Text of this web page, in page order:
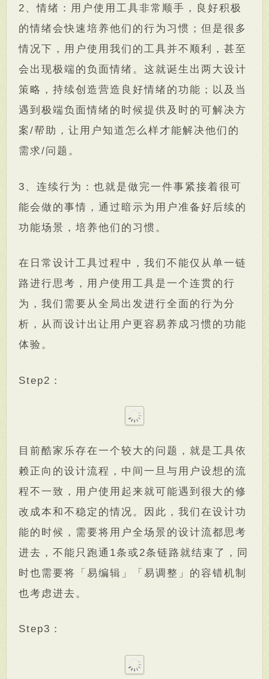
2、情绪：用户使用工具非常顺手，良好积极
的情绪会快速培养他们的行为习惯；但是很多
情况下，用户使用我们的工具并不顺利，甚至
会出现极端的负面情绪。这就诞生出两大设计
策略，持续创造营造良好情绪的功能；以及当
遇到极端负面情绪的时候提供及时的可解决方
案/帮助，让用户知道怎么样才能解决他们的
需求/问题。
3、连续行为：也就是做完一件事紧接着很可
能会做的事情，通过暗示为用户准备好后续的
功能场景，培养他们的习惯。
在日常设计工具过程中，我们不能仅从单一链
路进行思考，用户使用工具是一个连贯的行
为，我们需要从全局出发进行全面的行为分
析，从而设计出让用户更容易养成习惯的功能
体验。
Step2：
目前酷家乐存在一个较大的问题，就是工具依
赖正向的设计流程，中间一旦与用户设想的流
程不一致，用户使用起来就可能遇到很大的修
改成本和不稳定的情况。因此，我们在设计功
能的时候，需要将用户全场景的设计流都思考
进去，不能只跑通1条或2条链路就结束了，同
时也需要将「易编辑」「易调整」的容错机制
也考虑进去。
Step3：